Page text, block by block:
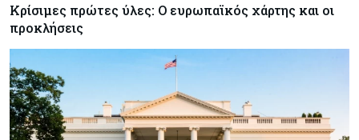
Κρίσιμες πρώτες ύλες: Ο ευρωπαϊκός χάρτης και οι
προκλήσεις